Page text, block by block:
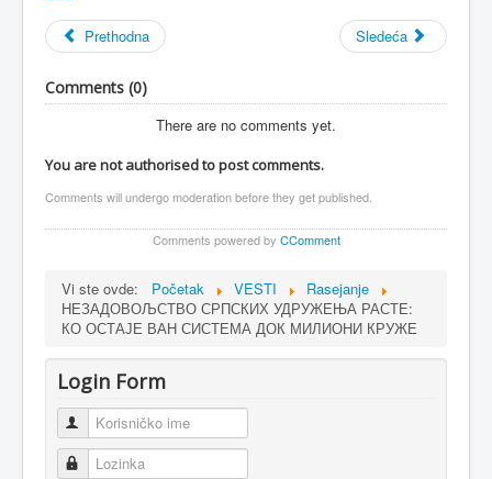
Prethodna
Sledeća
Comments (0)
There are no comments yet.
You are not authorised to post comments.
Comments will undergo moderation before they get published.
Comments powered by CComment
Vi ste ovde: Početak VESTI
Rasejanje
НЕЗАДОВОЉСТВО СРПСКИХ УДРУЖЕЊА РАСТЕ:
КО ОСТАЈЕ ВАН СИСТЕМА ДОК МИЛИОНИ КРУЖЕ
Login Form
Korisničko ime
Lozinka